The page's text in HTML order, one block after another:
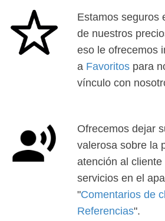
Estamos seguros
de nuestros
eso le ofrecemos
a Favoritos para
vínculo con
Ofrecemos dejar
valerosa sobre la
atención al
servicios en el
"Comentarios de
Referencias".